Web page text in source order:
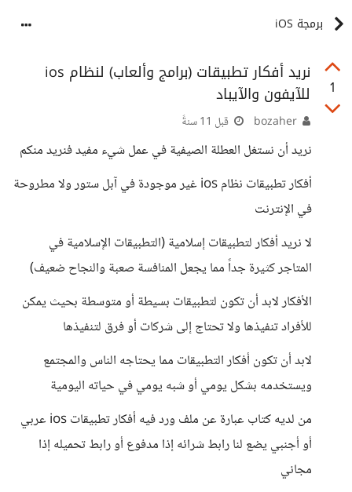
برمجة iOS
1
نريد أفكار تطبيقات (برامج وألعاب) لنظام ios
للآيفون والآيباد
قبل 11 سنةً
نريد أن نستغل العطلة الصيفية في عمل شيء مفيد فنريد منكم
أفكار تطبيقات نظام ios غير موجودة في آبل ستور ولا مطروحة
في الإنترنت
لا نريد أفكار لتطبيقات إسلامية (التطبيقات الإسلامية في
المتاجر كثيرة جداً مما يجعل المنافسة صعبة والنجاح ضعيف)
الأفكار لابد أن تكون لتطبيقات بسيطة أو متوسطة بحيث يمكن
للأفراد تنفيذها ولا تحتاج إلى شركات أو فرق لتنفيذها
لابد أن تكون أفكار التطبيقات مما يحتاجه الناس والمجتمع
ويستخدمه بشكل يومي أو شبه يومي في حياته اليومية
من لديه كتاب عبارة عن ملف ورد فيه أفكار تطبيقات ios عربي
أو أجنبي يضع لنا رابط شرائه إذا مدفوع أو رابط تحميله إذا
مجاني